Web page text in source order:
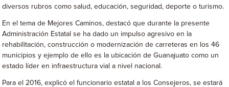
diversos rubros como salud, educación, seguridad, deporte o turismo.
En el tema de Mejores Caminos, destacó que durante la presente
Administración Estatal se ha dado un impulso agresivo en la
rehabilitación, construcción o modernización de carreteras en los 46
municipios y ejemplo de ello es la ubicación de Guanajuato como un
estado líder en infraestructura vial a nivel nacional.
Para el 2016, explicó el funcionario estatal a los Consejeros, se estará